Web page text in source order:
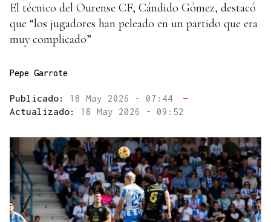
El técnico del Ourense CF, Cándido Gómez, destacó
que “los jugadores han peleado en un partido que era
muy complicado”
Pepe Garrote
Publicado: 18 May 2026 - 07:44
—
Actualizado: 18 May 2026 - 09:52